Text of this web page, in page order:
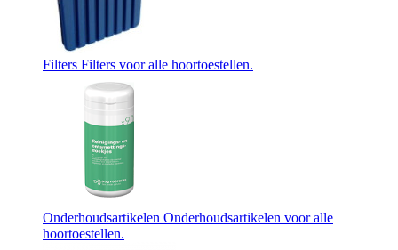
Filters Filters voor alle hoortoestellen.
Onderhoudsartikelen Onderhoudsartikelen voor alle
hoortoestellen.